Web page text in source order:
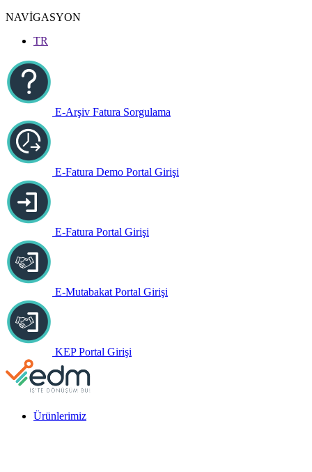
NAVİGASYON
TR
E-Arşiv Fatura Sorgulama
E-Fatura Demo Portal Girişi
E-Fatura Portal Girişi
E-Mutabakat Portal Girişi
KEP Portal Girişi
Ürünlerimiz